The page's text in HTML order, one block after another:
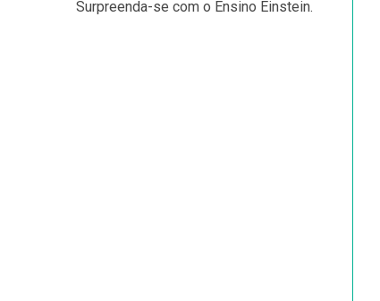
Surpreenda-se com o Ensino Einstein.